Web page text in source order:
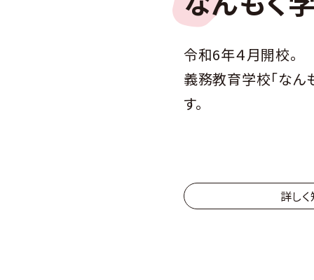
令和6年４月開校。
義務教育学校「なん
す。
詳し